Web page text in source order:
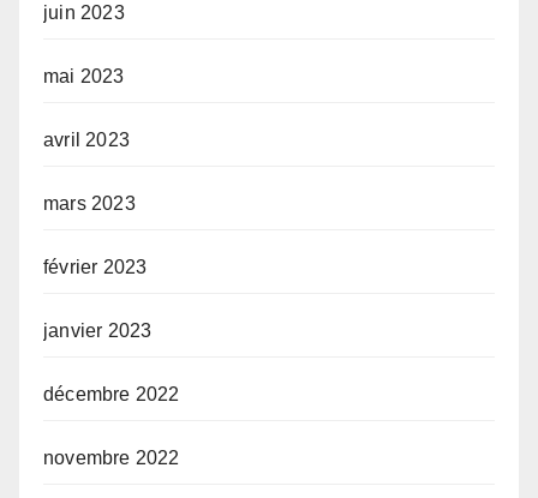
juin 2023
mai 2023
avril 2023
mars 2023
février 2023
janvier 2023
décembre 2022
novembre 2022